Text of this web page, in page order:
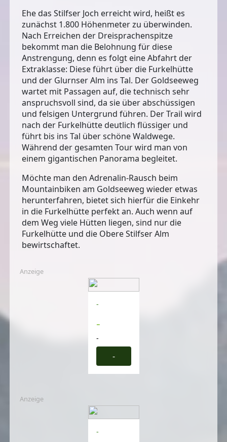
Ehe das Stilfser Joch erreicht wird, heißt es
zunächst 1.800 Höhenmeterzu überwinden.
Nach Erreichen der Dreisprachenspitze
bekommt man die Belohnung für diese
Anstrengung, denn es folgt eine Abfahrt der
Extraklasse: Diese führt über die Furkelhütte
und der Glurnser Alm ins Tal. Der Goldseeweg
wartet mit Passagen auf, die technisch sehr
anspruchsvoll sind, da sie über abschüssigen
und felsigen Untergrund führen. Der Trail wird
nach der Furkelhütte deutlich flüssiger und
führt bis ins Tal über schöne Waldwege.
Während der gesamten Tour wird man von
einem gigantischen Panorama begleitet.
Möchte man den Adrenalin-Rausch beim
Mountainbiken am Goldseeweg wieder etwas
herunterfahren, bietet sich hierfür die Einkehr
in die Furkelhütte perfekt an. Auch wenn auf
dem Weg viele Hütten liegen, sind nur die
Furkelhütte und die Obere Stilfser Alm
bewirtschaftet.
Anzeige
-
-
-
-
Anzeige
-